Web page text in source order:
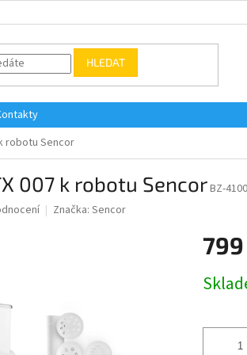
HLEDAT
robotu Sencor
007 k robotu SencorBZ-
Značka: Sencor
799
cena: